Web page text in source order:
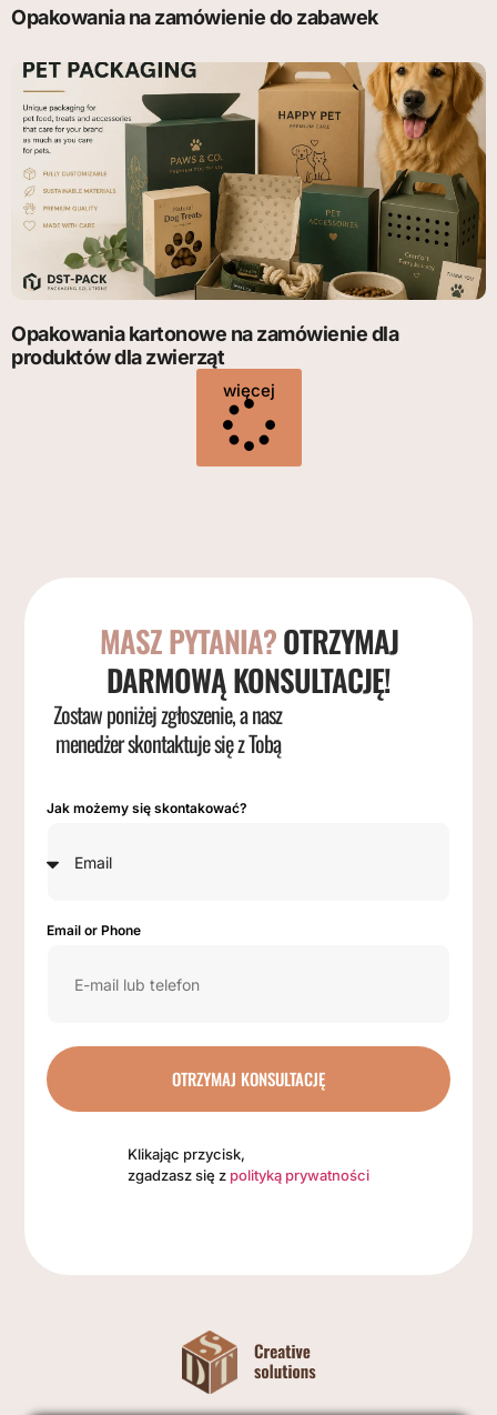
Opakowania na zamówienie do zabawek
Opakowania kartonowe na zamówienie dla
produktów dla zwierząt
więcej
MASZ PYTANIA?OTRZYMAJ
DARMOWĄ KONSULTACJĘ!
Zostaw poniżej zgłoszenie, a nasz
menedżer skontaktuje się z Tobą
Jak możemy się skontakować?
Email or Phone
OTRZYMAJ KONSULTACJĘ
Klikając przycisk,
zgadzasz się z polityką prywatności